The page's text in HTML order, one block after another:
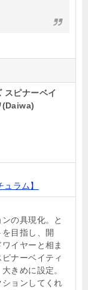
スピナーベイ
ュラム】
の具現化。と
目指し、開
イヤーと相ま
ナーベイティ
きめに設定。
ョンしてくれ